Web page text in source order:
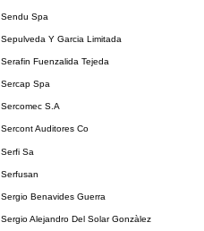
Sendu Spa
Sepulveda Y Garcia Limitada
Serafin Fuenzalida Tejeda
Sercap Spa
Sercomec S.A
Sercont Auditores Co
Serfi Sa
Serfusan
Sergio Benavides Guerra
Sergio Alejandro Del Solar Gonzàlez